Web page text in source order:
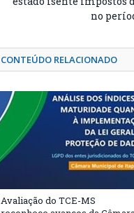
no
CONTEÚDO RELACIONADO
Avaliação do TCE-MS